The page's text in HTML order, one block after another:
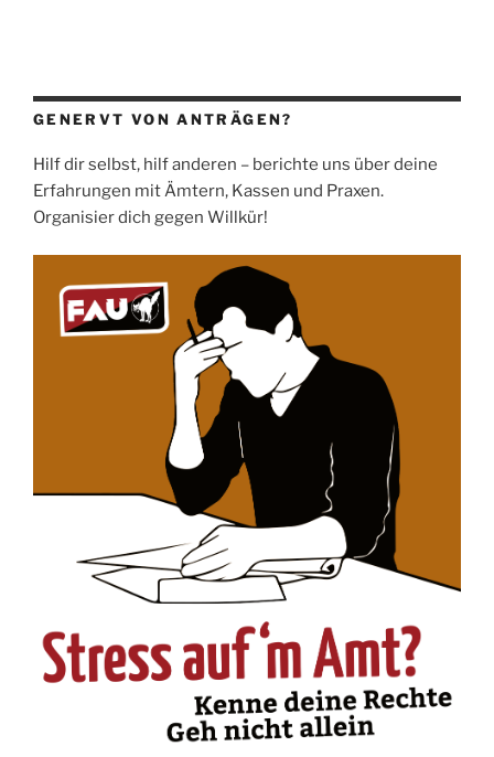
GENERVT VON ANTRÄGEN?
Hilf dir selbst, hilf anderen – berichte uns über deine
Erfahrungen mit Ämtern, Kassen und Praxen.
Organisier dich gegen Willkür!